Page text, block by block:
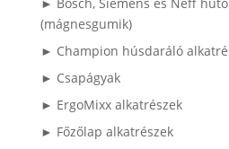
(mágnesgumik)
► Champion húsdaráló
► Csapágyak
► ErgoMixx alkatrészek
► Főzőlap alkatrészek